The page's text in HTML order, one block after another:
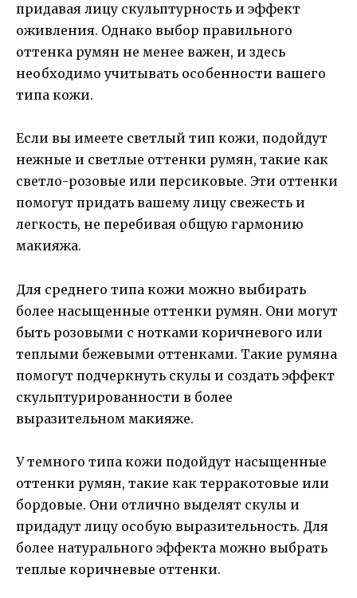
придавая лицу скульптурность и эффект
оживления. Однако выбор правильного
оттенка румян не менее важен, и здесь
необходимо учитывать особенности вашего
типа кожи.
Если вы имеете светлый тип кожи, подойдут
нежные и светлые оттенки румян, такие как
светло-розовые или персиковые. Эти оттенки
помогут придать вашему лицу свежесть и
легкость, не перебивая общую гармонию
макияжа.
Для среднего типа кожи можно выбирать
более насыщенные оттенки румян. Они могут
быть розовыми с нотками коричневого или
теплыми бежевыми оттенками. Такие румяна
помогут подчеркнуть скулы и создать эффект
скульптурированности в более
выразительном макияже.
У темного типа кожи подойдут насыщенные
оттенки румян, такие как терракотовые или
бордовые. Они отлично выделят скулы и
придадут лицу особую выразительность. Для
более натурального эффекта можно выбрать
теплые коричневые оттенки.